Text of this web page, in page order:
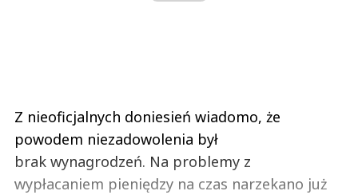
Z nieoficjalnych doniesień wiadomo, że
powodem niezadowolenia był
brak wynagrodzeń. Na problemy z
wypłacaniem pieniędzy na czas narzekano już